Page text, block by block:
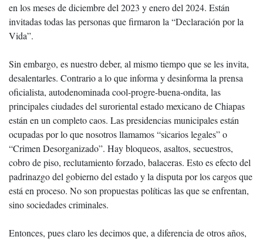
en los meses de diciembre del 2023 y enero del 2024. Están
invitadas todas las personas que firmaron la “Declaración por la
Vida”.
Sin embargo, es nuestro deber, al mismo tiempo que se les invita,
desalentarles. Contrario a lo que informa y desinforma la prensa
oficialista, autodenominada cool-progre-buena-ondita, las
principales ciudades del suroriental estado mexicano de Chiapas
están en un completo caos. Las presidencias municipales están
ocupadas por lo que nosotros llamamos “sicarios legales” o
“Crimen Desorganizado”. Hay bloqueos, asaltos, secuestros,
cobro de piso, reclutamiento forzado, balaceras. Esto es efecto del
padrinazgo del gobierno del estado y la disputa por los cargos que
está en proceso. No son propuestas políticas las que se enfrentan,
sino sociedades criminales.
Entonces, pues claro les decimos que, a diferencia de otros años,